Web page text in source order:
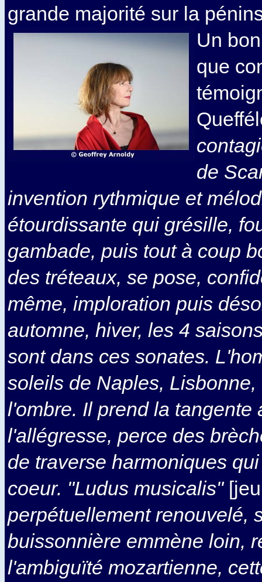
grande majorité sur la
Un
que
de
invention rythmique et
étourdissante qui grésille,
gambade, puis tout à coup
des tréteaux, se pose,
même, imploration puis
automne, hiver, les 4
sont dans ces sonates.
soleils de Naples,
l'ombre. Il prend la tangente
l'allégresse, perce des
de traverse harmoniques
coeur. "Ludus musicalis"[jeu
perpétuellement renouvelé,
buissonnière emmène loin,
l'ambiguïté mozartienne,